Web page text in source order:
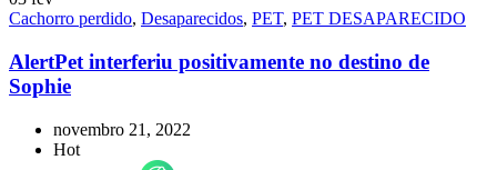
Cachorro perdido, Desaparecidos, PET, PET DESAPARECIDO
AlertPet interferiu positivamente no destino de
Sophie
novembro 21, 2022
Hot